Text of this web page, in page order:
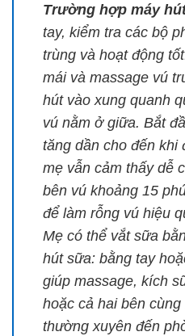
Trường hợp máy
tay, kiểm tra các bộ
trùng và hoạt động
mái và massage vú
hút vào xung quanh
vú nằm ở giữa. Bắt
tăng dần cho đến khi
mẹ vẫn cảm thấy dễ
bên vú khoảng 15
để làm rỗng vú hiệu
Mẹ có thể vắt sữa
hút sữa: bằng tay
giúp massage, kích
hoặc cả hai bên
thường xuyên đến